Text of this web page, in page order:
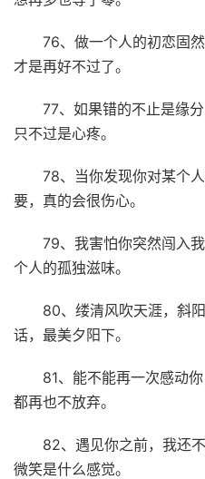
76、做一个人的初恋固
才是再好不过了。
77、如果错的不止是缘
只不过是心疼。
78、当你发现你对某个
要，真的会很伤心。
79、我害怕你突然闯入
个人的孤独滋味。
80、缕清风吹天涯，斜
话，最美夕阳下。
81、能不能再一次感动
都再也不放弃。
82、遇见你之前，我还
微笑是什么感觉。